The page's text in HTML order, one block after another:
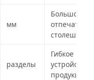
мм
Большой
отпечаток
столешнице
разделы
Гибкое
устройство
продукции